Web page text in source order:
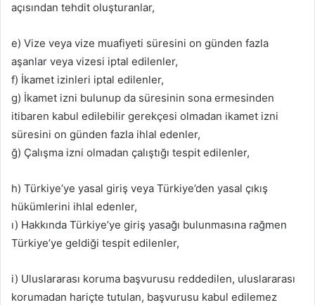
açısından tehdit oluşturanlar,
e) Vize veya vize muafiyeti süresini on günden fazla
aşanlar veya vizesi iptal edilenler,
f) İkamet izinleri iptal edilenler,
g) İkamet izni bulunup da süresinin sona ermesinden
itibaren kabul edilebilir gerekçesi olmadan ikamet izni
süresini on günden fazla ihlal edenler,
ğ) Çalışma izni olmadan çalıştığı tespit edilenler,
h) Türkiye’ye yasal giriş veya Türkiye’den yasal çıkış
hükümlerini ihlal edenler,
ı) Hakkında Türkiye’ye giriş yasağı bulunmasına rağmen
Türkiye’ye geldiği tespit edilenler,
i) Uluslararası koruma başvurusu reddedilen, uluslararası
korumadan hariçte tutulan, başvurusu kabul edilemez